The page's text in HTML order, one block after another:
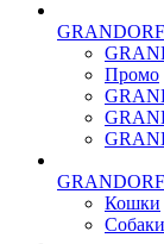
Промо
Кошки
Собаки